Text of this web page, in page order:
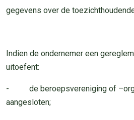
gegevens over de
Indien de ondernemer een
uitoefent:
- de beroepsvereniging of
aangesloten;